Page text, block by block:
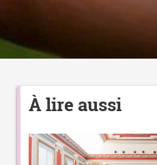
À lire aussi